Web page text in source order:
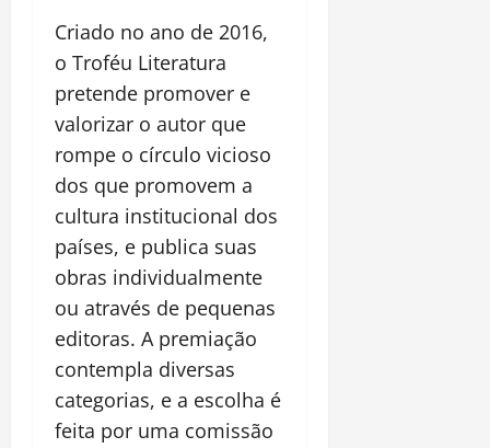
Criado no ano de 2016,
o Troféu Literatura
pretende promover e
valorizar o autor que
rompe o círculo vicioso
dos que promovem a
cultura institucional dos
países, e publica suas
obras individualmente
ou através de pequenas
editoras. A premiação
contempla diversas
categorias, e a escolha é
feita por uma comissão